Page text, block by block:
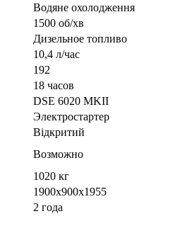
Водяне охолодження
1500 об/хв
Дизельное топливо
10,4 л/час
192
18 часов
DSE 6020 MKII
Электростартер
Відкритий
Возможно
1020 кг
1900х900х1955
2 года